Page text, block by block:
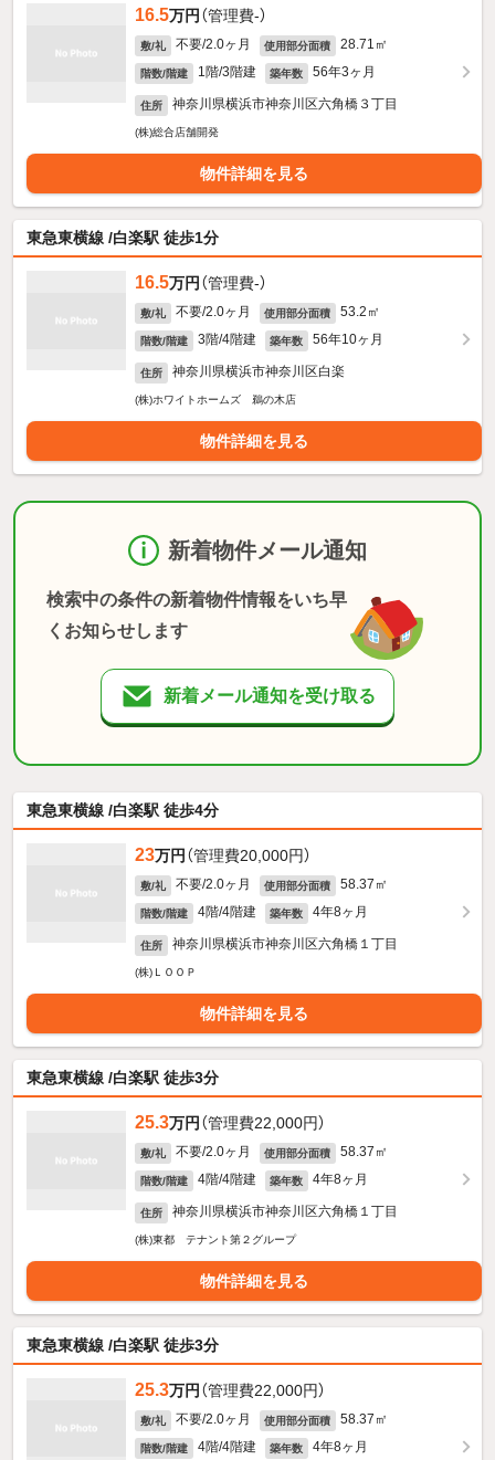
16.5万円 （管理費-）
敷/礼 不要/2.0ヶ月 使用部分面積 28.71㎡
階数/階建 1階/3階建 築年数 56年3ヶ月
住所 神奈川県横浜市神奈川区六角橋３丁目
(株)総合店舗開発
物件詳細を見る
東急東横線 /白楽駅 徒歩1分
16.5万円 （管理費-）
敷/礼 不要/2.0ヶ月 使用部分面積 53.2㎡
階数/階建 3階/4階建 築年数 56年10ヶ月
住所 神奈川県横浜市神奈川区白楽
(株)ホワイトホームズ 鵜の木店
物件詳細を見る
新着物件メール通知
検索中の条件の新着物件情報をいち早
くお知らせします
新着メール通知を受け取る
東急東横線 /白楽駅 徒歩4分
23万円 （管理費20,000円）
敷/礼 不要/2.0ヶ月 使用部分面積 58.37㎡
階数/階建 4階/4階建 築年数 4年8ヶ月
住所 神奈川県横浜市神奈川区六角橋１丁目
(株)ＬＯＯＰ
物件詳細を見る
東急東横線 /白楽駅 徒歩3分
25.3万円 （管理費22,000円）
敷/礼 不要/2.0ヶ月 使用部分面積 58.37㎡
階数/階建 4階/4階建 築年数 4年8ヶ月
住所 神奈川県横浜市神奈川区六角橋１丁目
(株)東都 テナント第２グループ
物件詳細を見る
東急東横線 /白楽駅 徒歩3分
25.3万円 （管理費22,000円）
敷/礼 不要/2.0ヶ月 使用部分面積 58.37㎡
階数/階建 4階/4階建 築年数 4年8ヶ月